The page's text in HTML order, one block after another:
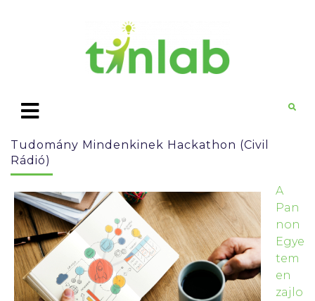
Tudomány Mindenkinek Hackathon (Civil
Rádió)
A
Pan
non
Egye
tem
en
zajlo